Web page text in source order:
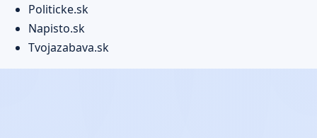
Politicke.sk
Napisto.sk
Tvojazabava.sk